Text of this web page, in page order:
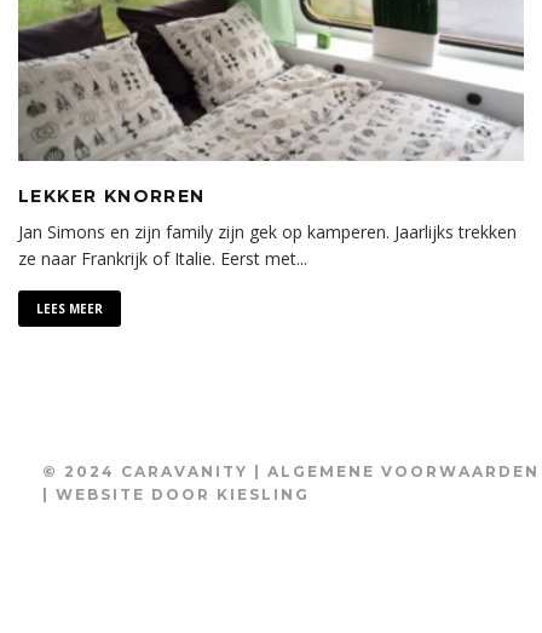
LEKKER KNORREN
Jan Simons en zijn family zijn gek op kamperen. Jaarlijks trekken
ze naar Frankrijk of Italie. Eerst met...
LEES MEER
© 2024 CARAVANITY | ALGEMENE VOORWAARDEN
| WEBSITE DOOR KIESLING